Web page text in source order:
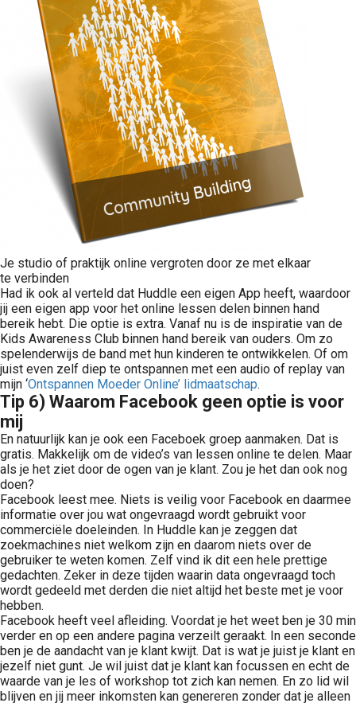
Je studio of praktijk online vergroten door ze met elkaar
te verbinden
Had ik ook al verteld dat Huddle een eigen App heeft, waardoor
jij een eigen app voor het online lessen delen binnen hand
bereik hebt. Die optie is extra. Vanaf nu is de inspiratie van de
Kids Awareness Club binnen hand bereik van ouders. Om zo
spelenderwijs de band met hun kinderen te ontwikkelen. Of om
juist even zelf diep te ontspannen met een audio of replay van
mijn ‘Ontspannen Moeder Online’ lidmaatschap.
Tip 6) Waarom Facebook geen optie is voor
mij
En natuurlijk kan je ook een Faceboek groep aanmaken. Dat is
gratis. Makkelijk om de video’s van lessen online te delen. Maar
als je het ziet door de ogen van je klant. Zou je het dan ook nog
doen?
Facebook leest mee. Niets is veilig voor Facebook en daarmee
informatie over jou wat ongevraagd wordt gebruikt voor
commerciële doeleinden. In Huddle kan je zeggen dat
zoekmachines niet welkom zijn en daarom niets over de
gebruiker te weten komen. Zelf vind ik dit een hele prettige
gedachten. Zeker in deze tijden waarin data ongevraagd toch
wordt gedeeld met derden die niet altijd het beste met je voor
hebben.
Facebook heeft veel afleiding. Voordat je het weet ben je 30 min
verder en op een andere pagina verzeilt geraakt. In een seconde
ben je de aandacht van je klant kwijt. Dat is wat je juist je klant en
jezelf niet gunt. Je wil juist dat je klant kan focussen en echt de
waarde van je les of workshop tot zich kan nemen. En zo lid wil
blijven en jij meer inkomsten kan genereren zonder dat je alleen